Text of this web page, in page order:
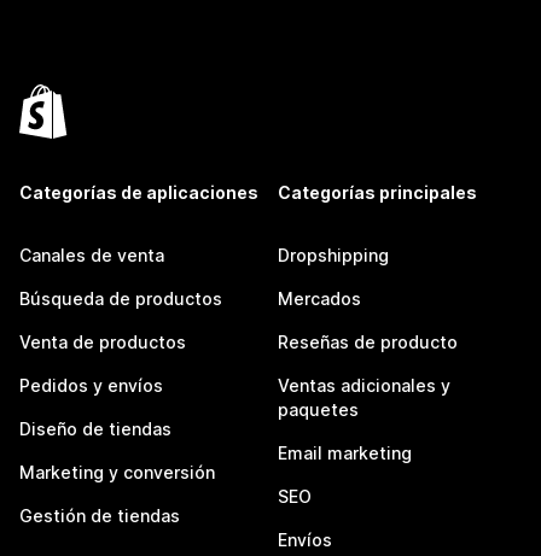
Categorías de aplicaciones
Canales de venta
Búsqueda de productos
Venta de productos
Pedidos y envíos
Diseño de tiendas
Marketing y conversión
Gestión de tiendas
Categorías principales
Dropshipping
Mercados
Reseñas de producto
Ventas adicionales y
paquetes
Email marketing
SEO
Envíos